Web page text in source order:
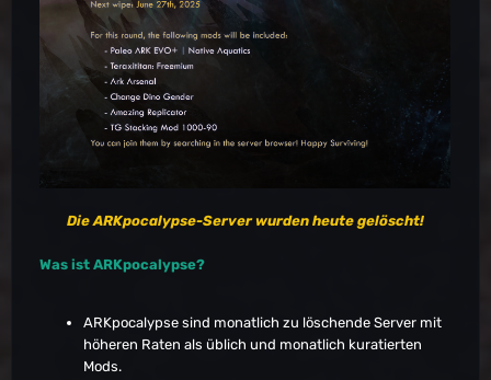
Die ARKpocalypse-Server wurden heute gelöscht!
Was ist ARKpocalypse?
ARKpocalypse sind monatlich zu löschende Server mit
höheren Raten als üblich und monatlich kuratierten
Mods.